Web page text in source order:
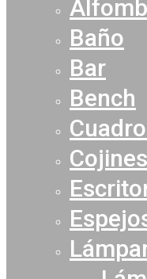
Baño
Bar
Bench
Cojines